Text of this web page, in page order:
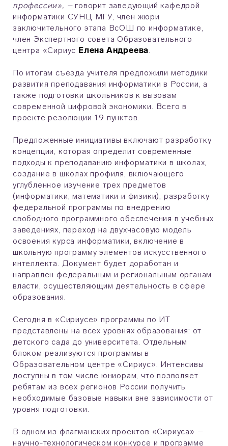
профессии», –говорит заведующий кафедрой
информатики СУНЦ МГУ, член жюри
заключительного этапа ВсОШ по информатике,
член Экспертного совета Образовательного
центра «Сириус Елена Андреева.
По итогам съезда учителя предложили методики
развития преподавания информатики в России, а
также подготовки школьников к вызовам
современной цифровой экономики. Всего в
проекте резолюции 19 пунктов.
Предложенные инициативы включают разработку
концепции, которая определит современные
подходы к преподаванию информатики в школах,
создание в школах профиля, включающего
углубленное изучение трех предметов
(информатики, математики и физики), разработку
федеральной программы по внедрению
свободного программного обеспечения в учебных
заведениях, переход на двухчасовую модель
освоения курса информатики, включение в
школьную программу элементов искусственного
интеллекта. Документ будет доработан и
направлен федеральным и региональным органам
власти, осуществляющим деятельность в сфере
образования.
Сегодня в «Сириусе» программы по ИТ
представлены на всех уровнях образования: от
детского сада до университета. Отдельным
блоком реализуются программы в
Образовательном центре «Сириус». Интенсивы
доступны в том числе юниорам, что позволяет
ребятам из всех регионов России получить
необходимые базовые навыки вне зависимости от
уровня подготовки.
В одном из флагманских проектов «Сириуса» –
научно-технологическом конкурсе и программе